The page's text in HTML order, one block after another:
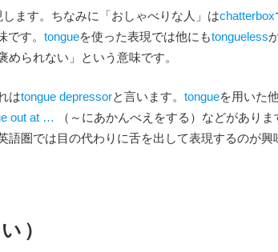
します。ちなみに「おしゃべりな人」はchatterbox
す。 tongueを使った表現では他にもtongueless
められない」という意味です。
はtongue depressorと言います。 tongueを用いた
out at …
（～にあかんべえをする）などがありま
語圏では目の代わりに舌を出して表現するのが興
）